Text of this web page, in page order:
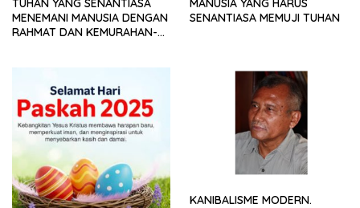
TUHAN YANG SENANTIASA
MENEMANI MANUSIA DENGAN
RAHMAT DAN KEMURAHAN-
MANUSIA YANG HARUS
SENANTIASA MEMUJI TUHAN
KANIBALISME MODERN.